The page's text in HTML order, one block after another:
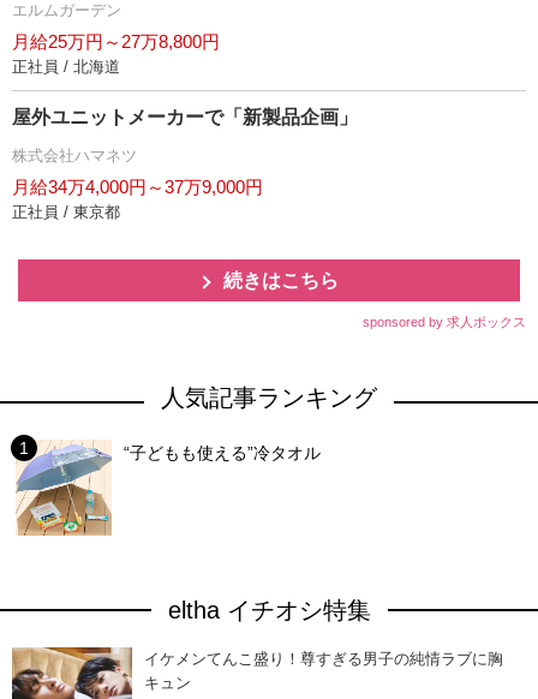
エルムガーデン
月給25万円～27万8,800円
正社員 / 北海道
屋外ユニットメーカーで「新製品企画」
株式会社ハマネツ
月給34万4,000円～37万9,000円
正社員 / 東京都
続きはこちら
sponsored by 求人ボックス
人気記事ランキング
“子どもも使える”冷タオル
eltha イチオシ特集
イケメンてんこ盛り！尊すぎる男子の純情ラブに胸
キュン